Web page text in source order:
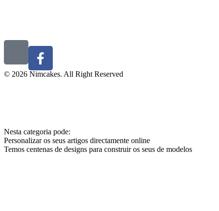
© 2026 Nimcakes. All Right Reserved
Nesta categoria pode:
Personalizar os seus artigos directamente online
Temos centenas de designs para construir os seus de modelos